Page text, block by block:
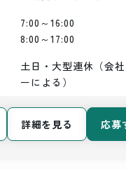
7:00～16:00
8:00～17:00
土日・大型連休（会
ーによる）
詳細を見る 応募